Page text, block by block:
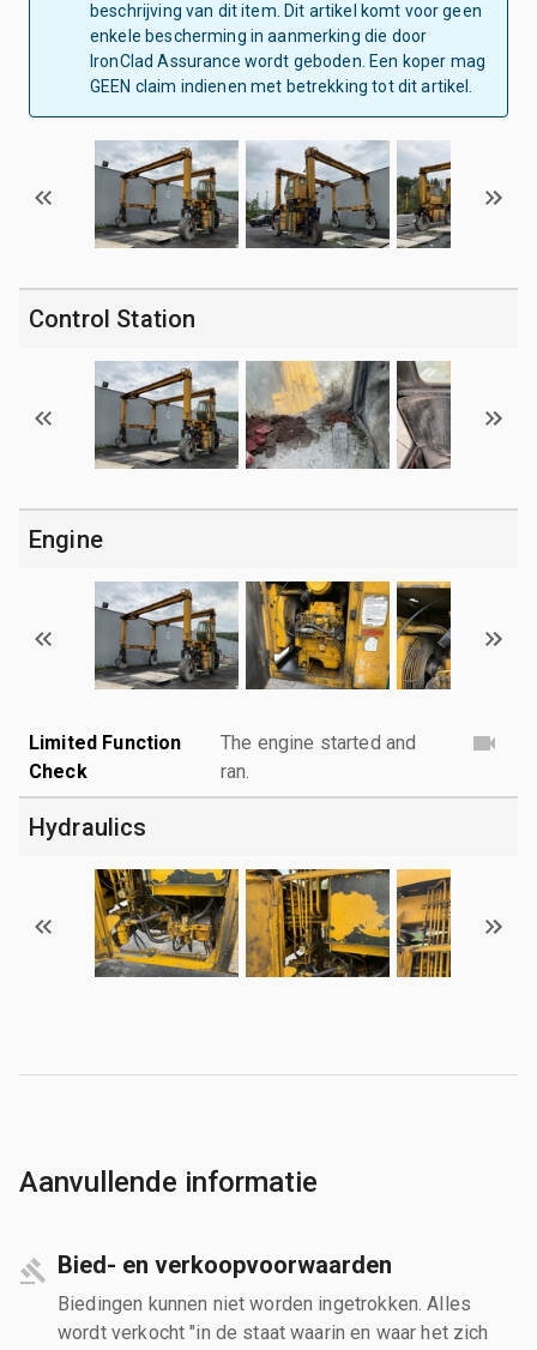
beschrijving van dit item. Dit artikel komt voor geen
enkele bescherming in aanmerking die door
IronClad Assurance wordt geboden. Een koper mag
GEEN claim indienen met betrekking tot dit artikel.
Control Station
Engine
Limited Function
Check
The engine started and
ran.
Hydraulics
Aanvullende informatie
Bied- en verkoopvoorwaarden
Biedingen kunnen niet worden ingetrokken. Alles
wordt verkocht "in de staat waarin en waar het zich